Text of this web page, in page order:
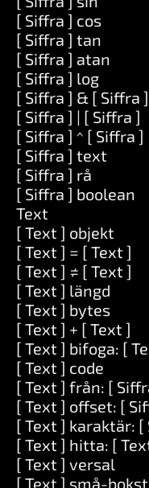
[ Siffra ] cos
[ Siffra ] tan
[ Siffra ] atan
[ Siffra ] log
[ Siffra ] & [ Siffra ]
[ Siffra ] | [ Siffra ]
[ Siffra ] ^ [ Siffra ]
[ Siffra ] text
[ Siffra ] rå
[ Siffra ] boolean
Text
[ Text ] objekt
[ Text ] = [ Text ]
[ Text ] ≠ [ Text ]
[ Text ] längd
[ Text ] bytes
[ Text ] + [ Text ]
[ Text ] bifoga: [
[ Text ] code
[ Text ] från: [
[ Text ] offset: [
[ Text ] karaktär: [
[ Text ] hitta: [
[ Text ] versal
[ Text ] små-